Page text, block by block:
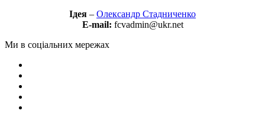
Ідея – Олександр Стадниченко
E-mail: fcvadmin@ukr.net
Ми в соціальних мережах